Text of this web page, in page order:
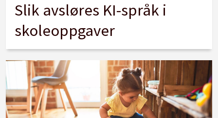
Slik avsløres KI-språk i
skoleoppgaver